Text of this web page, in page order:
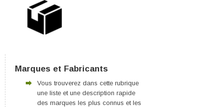
Marques et Fabricants
Vous trouverez dans cette rubrique
une liste et une description rapide
des marques les plus connus et les